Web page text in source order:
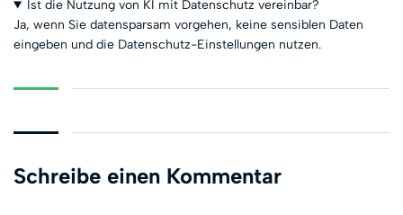
Ist die Nutzung von KI mit Datenschutz vereinbar?
Ja, wenn Sie datensparsam vorgehen, keine sensiblen Daten
eingeben und die Datenschutz-Einstellungen nutzen.
Schreibe einen Kommentar